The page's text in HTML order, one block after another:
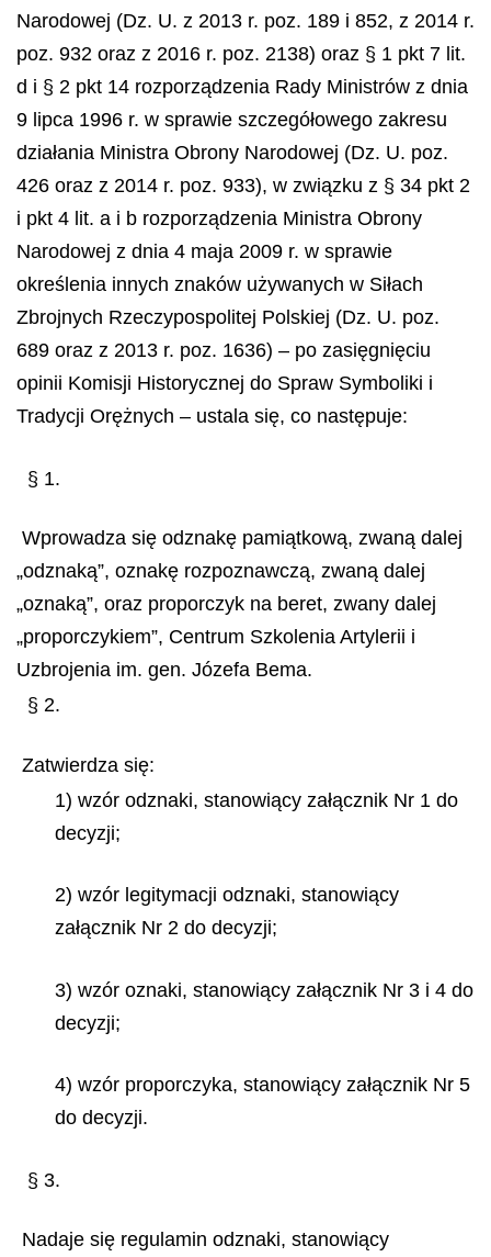
Narodowej (Dz. U. z 2013 r. poz. 189 i 852, z 2014 r.
poz. 932 oraz z 2016 r. poz. 2138) oraz § 1 pkt 7 lit.
d i § 2 pkt 14 rozporządzenia Rady Ministrów z dnia
9 lipca 1996 r. w sprawie szczegółowego zakresu
działania Ministra Obrony Narodowej (Dz. U. poz.
426 oraz z 2014 r. poz. 933), w związku z § 34 pkt 2
i pkt 4 lit. a i b rozporządzenia Ministra Obrony
Narodowej z dnia 4 maja 2009 r. w sprawie
określenia innych znaków używanych w Siłach
Zbrojnych Rzeczypospolitej Polskiej (Dz. U. poz.
689 oraz z 2013 r. poz. 1636) – po zasięgnięciu
opinii Komisji Historycznej do Spraw Symboliki i
Tradycji Orężnych – ustala się, co następuje:
§ 1.
Wprowadza się odznakę pamiątkową, zwaną dalej
„odznaką”, oznakę rozpoznawczą, zwaną dalej
„oznaką”, oraz proporczyk na beret, zwany dalej
„proporczykiem”, Centrum Szkolenia Artylerii i
Uzbrojenia im. gen. Józefa Bema.
§ 2.
Zatwierdza się:
1) wzór odznaki, stanowiący załącznik Nr 1 do
decyzji;
2) wzór legitymacji odznaki, stanowiący
załącznik Nr 2 do decyzji;
3) wzór oznaki, stanowiący załącznik Nr 3 i 4 do
decyzji;
4) wzór proporczyka, stanowiący załącznik Nr 5
do decyzji.
§ 3.
Nadaje się regulamin odznaki, stanowiący